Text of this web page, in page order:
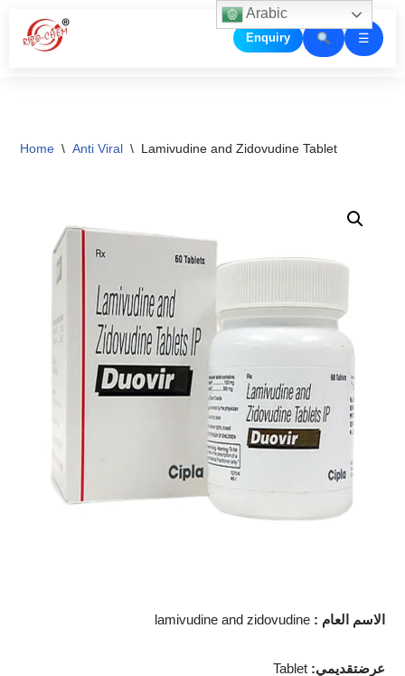
Skip
Enquiry ☰
Home \ Anti Viral \ Lamivudine and Zidovudine Tablet
lamivudine and zidovudine : الاسم العام
Tablet :عرضتقديمي
Arabic